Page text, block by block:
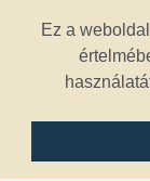
Ez a